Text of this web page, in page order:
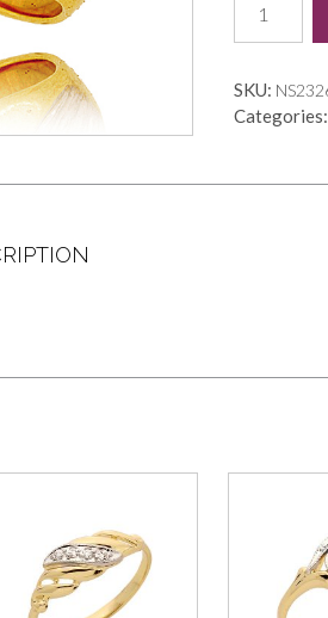
0527
quantity
SKU:
Categories: